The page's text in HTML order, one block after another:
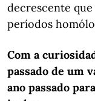
decrescente
períodos
Com a
passado de um
ano passado